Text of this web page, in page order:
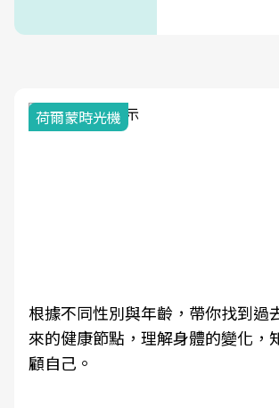
荷爾蒙時光機
根據不同性別與年齡，帶你找到過
來的健康節點，理解身體的變化，
顧自己。